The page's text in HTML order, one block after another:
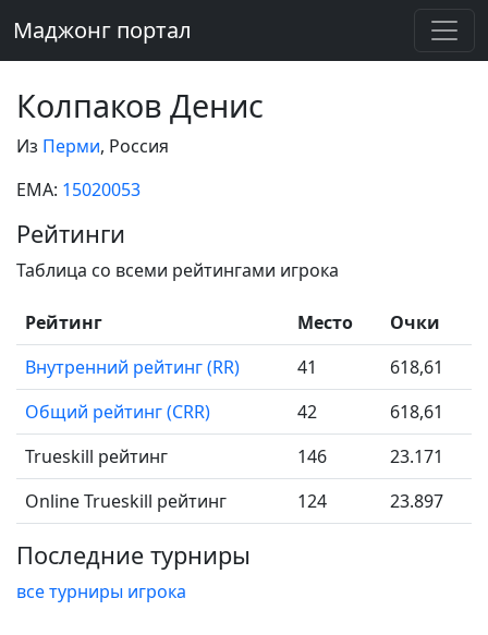
Маджонг портал
Колпаков Денис
Из Перми, Россия
EMA: 15020053
Рейтинги
Таблица со всеми рейтингами игрока
Рейтинг Место
Очки
Внутренний рейтинг (RR)
41
618,61
Общий рейтинг (CRR)
42
618,61
Trueskill рейтинг
146
23.171
Online Trueskill рейтинг
124 23.897
Последние турниры
все турниры игрока